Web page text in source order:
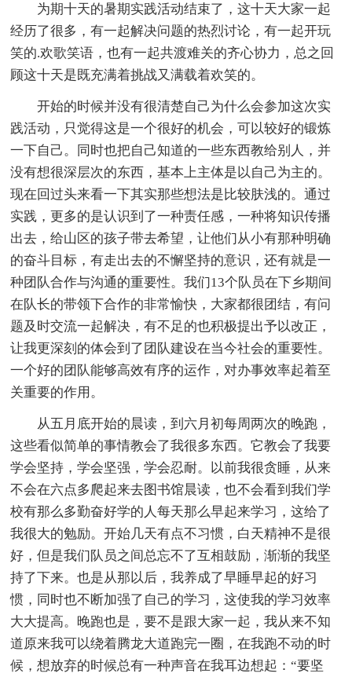
为期十天的暑期实践活动结束了，这十天大家一起
经历了很多，有一起解决问题的热烈讨论，有一起开玩
笑的.欢歌笑语，也有一起共渡难关的齐心协力，总之回
顾这十天是既充满着挑战又满载着欢笑的。
开始的时候并没有很清楚自己为什么会参加这次实
践活动，只觉得这是一个很好的机会，可以较好的锻炼
一下自己。同时也把自己知道的一些东西教给别人，并
没有想很深层次的东西，基本上主体是以自己为主的。
现在回过头来看一下其实那些想法是比较肤浅的。通过
实践，更多的是认识到了一种责任感，一种将知识传播
出去，给山区的孩子带去希望，让他们从小有那种明确
的奋斗目标，有走出去的不懈坚持的意识，还有就是一
种团队合作与沟通的重要性。我们13个队员在下乡期间
在队长的带领下合作的非常愉快，大家都很团结，有问
题及时交流一起解决，有不足的也积极提出予以改正，
让我更深刻的体会到了团队建设在当今社会的重要性。
一个好的团队能够高效有序的运作，对办事效率起着至
关重要的作用。
从五月底开始的晨读，到六月初每周两次的晚跑，
这些看似简单的事情教会了我很多东西。它教会了我要
学会坚持，学会坚强，学会忍耐。以前我很贪睡，从来
不会在六点多爬起来去图书馆晨读，也不会看到我们学
校有那么多勤奋好学的人每天那么早起来学习，这给了
我很大的勉励。开始几天有点不习惯，白天精神不是很
好，但是我们队员之间总忘不了互相鼓励，渐渐的我坚
持了下来。也是从那以后，我养成了早睡早起的好习
惯，同时也不断加强了自己的学习，这使我的学习效率
大大提高。晚跑也是，要不是跟大家一起，我从来不知
道原来我可以绕着腾龙大道跑完一圈，在我跑不动的时
候，想放弃的时候总有一种声音在我耳边想起：“要坚